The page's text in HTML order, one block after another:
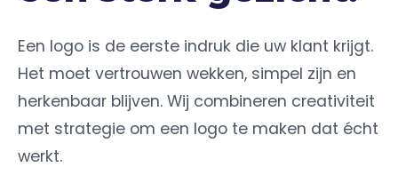
Een logo is de eerste indruk die uw klant krijgt.
Het moet vertrouwen wekken, simpel zijn en
herkenbaar blijven. Wij combineren creativiteit
met strategie om een logo te maken dat écht
werkt.